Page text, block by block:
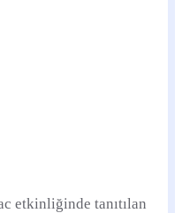
etkinliğinde tanıtılan